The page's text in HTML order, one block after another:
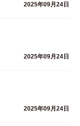
2025年09月24日
2025年09月24日
2025年09月24日